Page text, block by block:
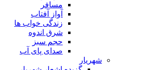
مسافر
آواز آفتاب
زندگی خواب ها
شرق اندوه
حجم سبز
صدای پای آب
شهریار